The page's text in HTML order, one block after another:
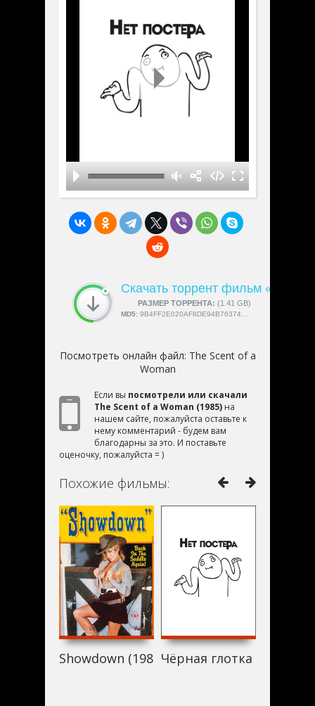
Скачать торрент фильм «The
РАЗМЕР ТОРРЕНТА: (1.41 GB)
СКАЧАЛИ:4189
MD5: 9B4FF2E020AF8DE94B763745BC1697F4
Посмотреть онлайн файл: The Scent of a
Woman
Если вы посмотрели или скачали
The Scent of a Woman (1985) на
нашем сайте, пожалуйста оставьте к
нему комментарий - будем вам
благодарны за это. И поставьте
оценочку, пожалуйста = )
Похожие фильмы:
Showdown (1985)Чёрная глотка (1985)